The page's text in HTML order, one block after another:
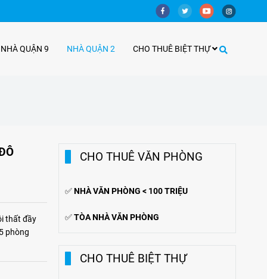
QUẬN 9 NHÀ QUẬN 2 CHO THUÊ BIỆT THỰ
thất đầy
phòng
CHO THUÊ VĂN PHÒNG
✅NHÀ VĂN PHÒNG < 100 TRIỆU
✅TÒA NHÀ VĂN PHÒNG
CHO THUÊ BIỆT THỰ